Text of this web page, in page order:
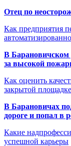
Отец по
Как предприятия
В Барановичском
за высокой
Как оценить
закрытой площадке
В Барановичах
дороге и попал в
Какие
успешной карьеры